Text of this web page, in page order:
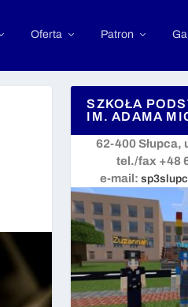
Oferta Patron
SZKOŁA
IM. ADAMA
62-400 Słupca,
tel./fax +48
e-mail: